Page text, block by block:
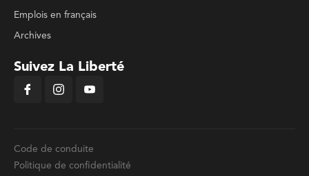
Emplois en français
Archives
Suivez La Liberté
Code de conduite
Politique de confidentialité